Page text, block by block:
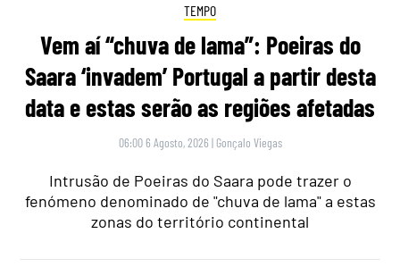
TEMPO
Vem aí “chuva de lama”: Poeiras do
Saara ‘invadem’ Portugal a partir desta
data e estas serão as regiões afetadas
06:00 6 Agosto, 2026 | Gonçalo Viegas
Intrusão de Poeiras do Saara pode trazer o
fenómeno denominado de "chuva de lama" a estas
zonas do território continental